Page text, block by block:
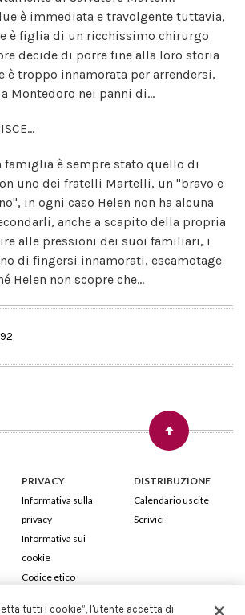
è immediata e travolgente tuttavia,
è figlia di un ricchissimo chirurgo
decide di porre fine alla loro storia
è troppo innamorata per arrendersi,
Montedoro nei panni di...
famiglia è sempre stato quello di
uno dei fratelli Martelli, un "bravo e
in ogni caso Helen non ha alcuna
anche a scapito della propria
alle pressioni dei suoi familiari, i
di fingersi innamorati, escamotage
Helen non scopre che...
PRIVACY
Informativa sulla
privacy
Informativa sui
cookie
Codice etico
DISTRIBUZIONE
Calendario uscite
Scrivici
tutti i cookie”, l'utente accetta di